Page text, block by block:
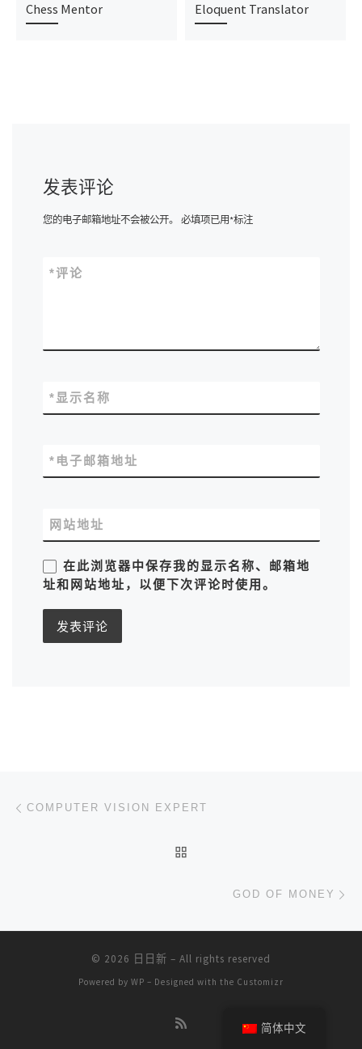
Chess Mentor Eloquent Translator
发表评论
您的电子邮箱地址不会被公开。 必填项已用*标注
评论
*
显示名称
*
电子邮箱地址
*
网站地址
在此浏览器中保存我的显示名称、邮箱地
址和网站地址，以便下次评论时使用。
文章导航
COMPUTER VISION EXPERT
GOD OF MONEY
© 2026 日日新 – All rights reserved
Powered by WP – Designed with the Customizr
简体中文